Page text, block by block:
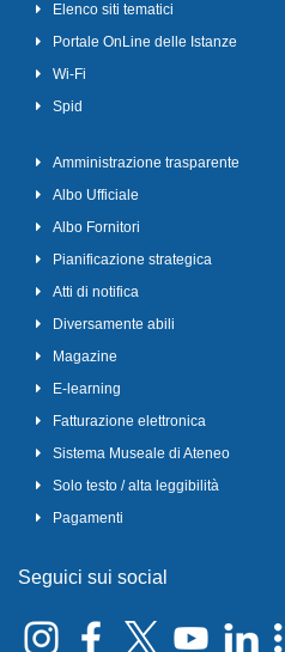
Elenco siti tematici
Portale OnLine delle Istanze
Wi-Fi
Spid
Amministrazione trasparente
Albo Ufficiale
Albo Fornitori
Pianificazione strategica
Atti di notifica
Diversamente abili
Magazine
E-learning
Fatturazione elettronica
Sistema Museale di Ateneo
Solo testo / alta leggibilità
Pagamenti
Seguici sui social